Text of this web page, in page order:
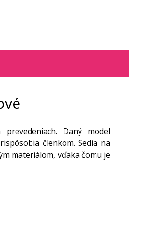
Daný model
členkom. Sedia na
materiálom, vďaka čomu je